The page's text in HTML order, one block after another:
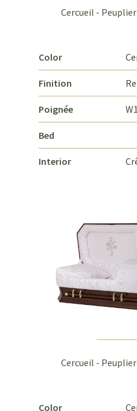
Cercueil -
Color
Finition
Poignée
Bed
Interior
Cercueil -
Color